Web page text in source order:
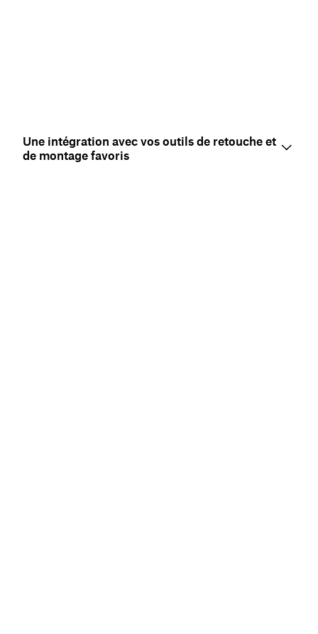
Une intégration avec vos outils de retouche et
de montage favoris